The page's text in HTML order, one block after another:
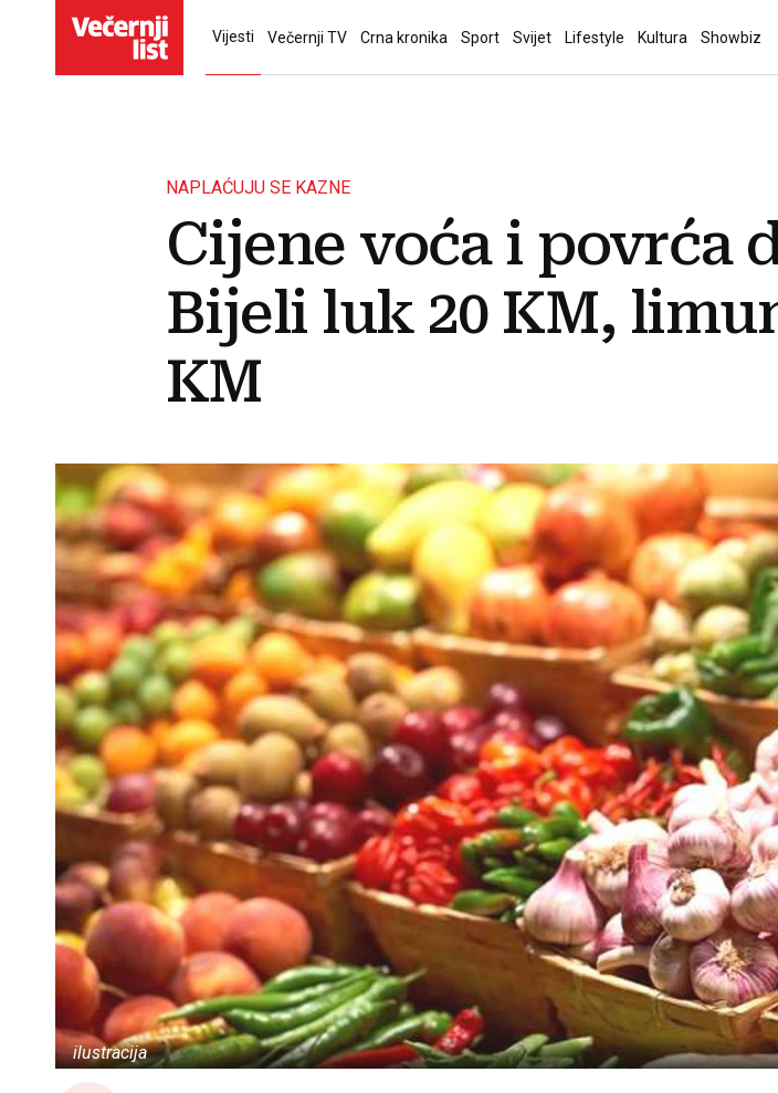
Vijesti Večernji TV Crna kronika Sport Svijet Lifestyle Kultura Showbiz
NAPLAĆUJU SE KAZNE
Cijene voća i povrća
Bijeli luk 20 KM,
KM
ilustracija